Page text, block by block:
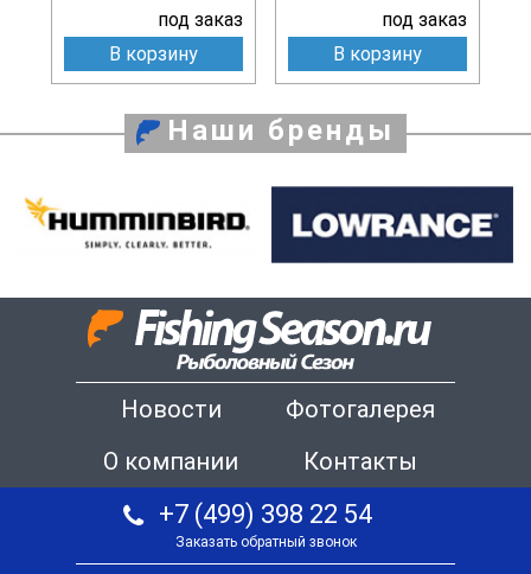
под заказ
В корзину
под заказ
В корзину
Наши бренды
Новости
Фотогалерея
О компании
Контакты
+7 (499) 398 22 54
Заказать обратный звонок